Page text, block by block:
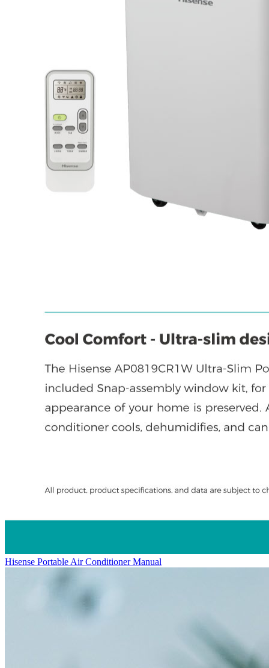
Hisense Portable Air Conditioner Manual